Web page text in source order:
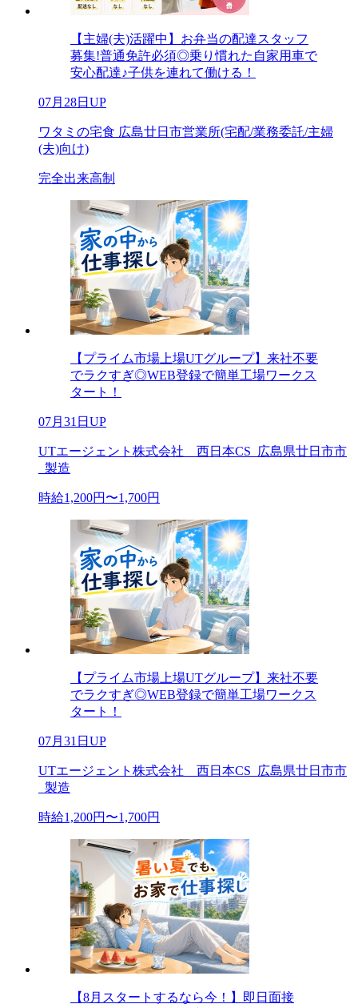
【主婦(夫)活躍中】お弁当の配達スタッフ
募集!普通免許必須◎乗り慣れた自家用車で
安心配達♪子供を連れて働ける！
07月28日UP
ワタミの宅食 広島廿日市営業所(宅配/業務委託/主婦
(夫)向け)
完全出来高制
【プライム市場上場UTグループ】来社不要
でラクすぎ◎WEB登録で簡単工場ワークス
タート！
07月31日UP
UTエージェント株式会社 西日本CS_広島県廿日市市
_製造
時給1,200円〜1,700円
【プライム市場上場UTグループ】来社不要
でラクすぎ◎WEB登録で簡単工場ワークス
タート！
07月31日UP
UTエージェント株式会社 西日本CS_広島県廿日市市
_製造
時給1,200円〜1,700円
【8月スタートするなら今！】即日面接